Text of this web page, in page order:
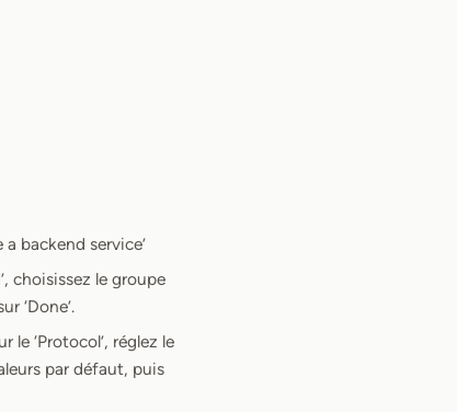
backend service’
choisissez le groupe
‘Done’.
le ‘Protocol’, réglez le
par défaut, puis